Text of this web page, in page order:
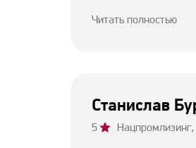
оформление которых
Читать полностью
Станислав
5